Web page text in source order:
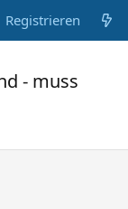
Registrieren
- muss